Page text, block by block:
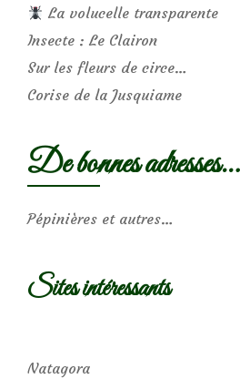
La volucelle transparente
Insecte : Le Clairon
Sur les fleurs de circe…
Corise de la Jusquiame
De bonnes adresses…
Pépinières et autres…
Sites intéressants
Natagora